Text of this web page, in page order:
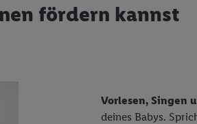
fördern kannst
Vorlesen, Singen
deines Babys.